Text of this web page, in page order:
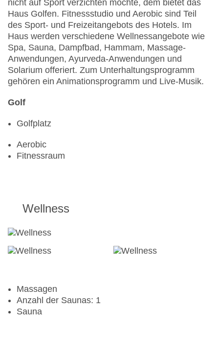
nicht auf Sport verzichten möchte, dem bietet das
Haus Golfen. Fitnessstudio und Aerobic sind Teil
des Sport- und Freizeitangebots des Hotels. Im
Haus werden verschiedene Wellnessangebote wie
Spa, Sauna, Dampfbad, Hammam, Massage-
Anwendungen, Ayurveda-Anwendungen und
Solarium offeriert. Zum Unterhaltungsprogramm
gehören ein Animationsprogramm und Live-Musik.
Golf
Golfplatz
Aerobic
Fitnessraum
Wellness
Massagen
Anzahl der Saunas: 1
Sauna